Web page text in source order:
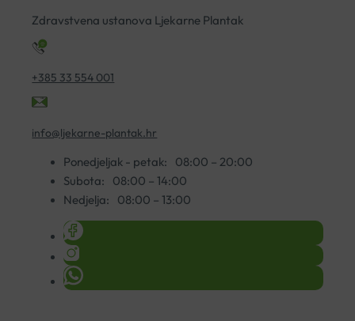
Zdravstvena ustanova Ljekarne Plantak
+385 33 554 001
info@ljekarne-plantak.hr
Ponedjeljak - petak:
08:00 – 20:00
Subota:
08:00 – 14:00
Nedjelja:
08:00 – 13:00